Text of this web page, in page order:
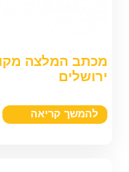
מכתב המלצה
ירושלים
להמשך קריאה